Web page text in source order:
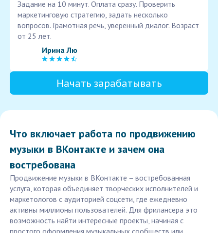
Задание на 10 минут. Оплата сразу. Проверить
маркетинговую стратегию, задать несколько
вопросов. Грамотная речь, уверенный диалог. Возраст
от 25 лет.
Ирина Лю
Начать зарабатывать
Что включает работа по продвижению
музыки в ВКонтакте и зачем она
востребована
Продвижение музыки в ВКонтакте – востребованная
услуга, которая объединяет творческих исполнителей и
маркетологов с аудиторией соцсети, где ежедневно
активны миллионы пользователей. Для фрилансера это
возможность найти интересные проекты, начиная с